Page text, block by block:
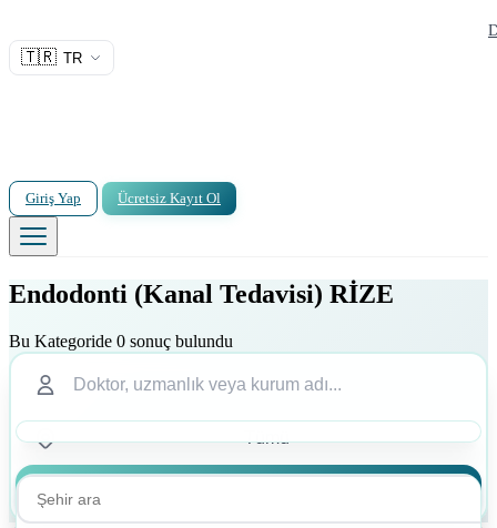
🇹🇷 TR
Giriş Yap Ücretsiz Kayıt Ol
Endodonti (Kanal Tedavisi) RİZE
Bu Kategoride 0 sonuç bulundu